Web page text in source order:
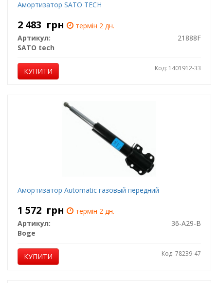
Амортизатор SATO TECH
2 483 грн
термін 2 дн.
Артикул:
21888F
SATO tech
КУПИТИ Код: 1401912-33
Амортизатор Automatic газовый передний
1 572 грн
термін 2 дн.
Артикул:
36-A29-B
Boge
КУПИТИ Код: 78239-47